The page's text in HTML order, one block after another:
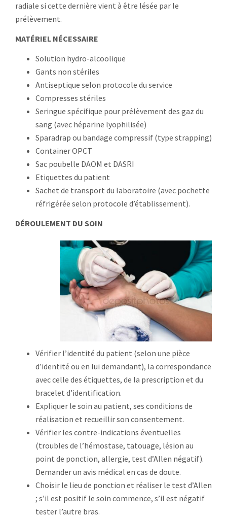
radiale si cette dernière vient à être lésée par le
prélèvement.
MATÉRIEL NÉCESSAIRE
Solution hydro-alcoolique
Gants non stériles
Antiseptique selon protocole du service
Compresses stériles
Seringue spécifique pour prélèvement des gaz du
sang (avec héparine lyophilisée)
Sparadrap ou bandage compressif (type strapping)
Container OPCT
Sac poubelle DAOM et DASRI
Etiquettes du patient
Sachet de transport du laboratoire (avec pochette
réfrigérée selon protocole d’établissement).
DÉROULEMENT DU SOIN
Vérifier l’identité du patient (selon une pièce
d’identité ou en lui demandant), la correspondance
avec celle des étiquettes, de la prescription et du
bracelet d’identification.
Expliquer le soin au patient, ses conditions de
réalisation et recueillir son consentement.
Vérifier les contre-indications éventuelles
(troubles de l’hémostase, tatouage, lésion au
point de ponction, allergie, test d’Allen négatif).
Demander un avis médical en cas de doute.
Choisir le lieu de ponction et réaliser le test d’Allen
; s’il est positif le soin commence, s’il est négatif
tester l’autre bras.